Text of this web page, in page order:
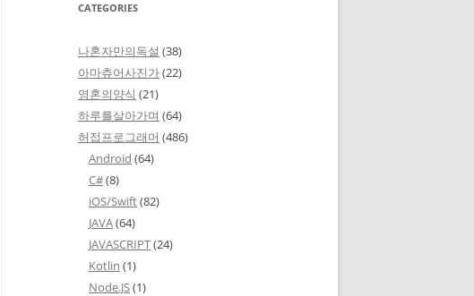
CATEGORIES
나혼자만의독설 (38)
아마츄어사진가(22)
영혼의양식 (21)
하루를살아가며 (64)
허접프로그래머 (486)
Android (64)
C#(8)
iOS/Swift(82)
JAVA(64)
JAVASCRIPT(24)
Kotlin (1)
Node.JS(1)